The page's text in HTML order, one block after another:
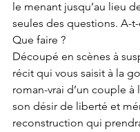
le menant jusqu’au lieu
seules des questions. A-
Que faire ?
Découpé en scènes à
récit qui vous saisit à la
roman-vrai d’un couple à
son désir de liberté et
reconstruction qui